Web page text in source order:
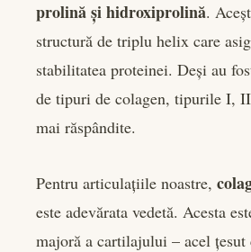
prolină și hidroxiprolină.
structură de triplu helix care
stabilitatea proteinei. Deși au
de tipuri de colagen, tipurile I,
mai răspândite.
Pentru articulațiile noastre,
este adevărata vedetă. Acesta
majoră a cartilajului – acel țesut